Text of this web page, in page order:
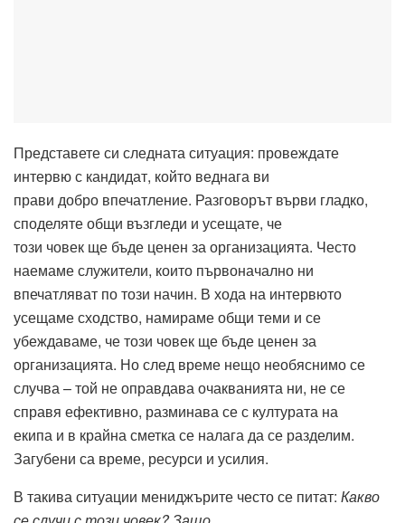
Представете си следната ситуация: провеждате
интервю с кандидат, който веднага ви
прави добро впечатление. Разговорът върви гладко,
споделяте общи възгледи и усещате, че
този човек ще бъде ценен за организацията. Често
наемаме служители, които първоначално ни
впечатляват по този начин. В хода на интервюто
усещаме сходство, намираме общи теми и се
убеждаваме, че този човек ще бъде ценен за
организацията. Но след време нещо необяснимо се
случва – той не оправдава очакванията ни, не се
справя ефективно, разминава се с културата на
екипа и в крайна сметка се налага да се разделим.
Загубени са време, ресурси и усилия.
В такива ситуации мениджърите често се питат: Какво